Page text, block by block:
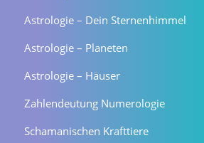
Astrologie – Dein Sternenhimmel
Astrologie – Planeten
Astrologie – Häuser
Zahlendeutung Numerologie
Schamanischen Krafttiere